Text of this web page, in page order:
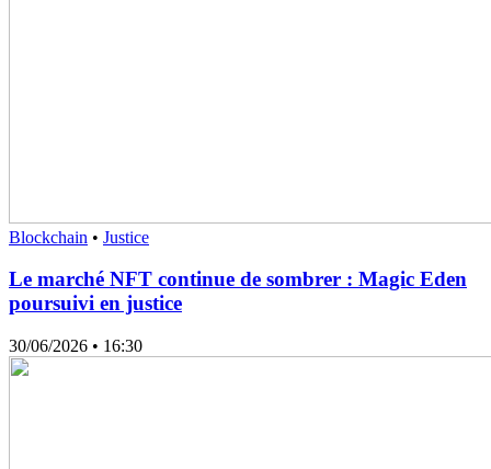
Blockchain • Justice
Le marché NFT continue de sombrer : Magic Eden
poursuivi en justice
30/06/2026 • 16:30